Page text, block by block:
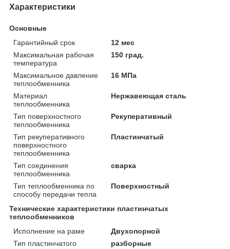
Характеристики
Основные
Гарантийный срок
12 мес
Максимальная рабочая
температура
150 град.
Максимальное давление
теплообменника
16 МПа
Материал
теплообменника
Нержавеющая сталь
Тип поверхностного
теплообменника
Рекуперативный
Тип рекуперативного
поверхностного
теплообменника
Пластинчатый
Тип соединения
теплообменника
сварка
Тип теплообменника по
способу передачи тепла
Поверхностный
Технические характеристики пластинчатых
теплообменников
Исполнение на раме
Двухопорной
Тип пластинчатого
разборные